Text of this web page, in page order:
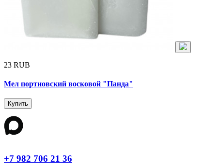
23 RUB
Мел портновский восковой "Панда"
Купить
+7 982 706 21 36